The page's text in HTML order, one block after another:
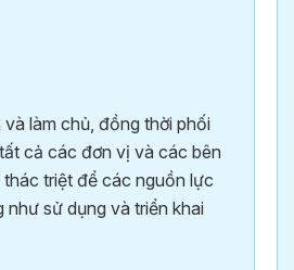
làm chủ, đồng thời phối
cả các đơn vị và các bên
thác triệt để các nguồn lực
như sử dụng và triển khai